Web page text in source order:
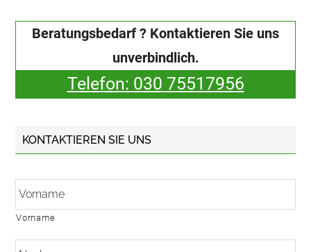
Beratungsbedarf ? Kontaktieren Sie uns
unverbindlich.
Telefon: 030 75517956
KONTAKTIEREN SIE UNS
N
a
e
Vorname